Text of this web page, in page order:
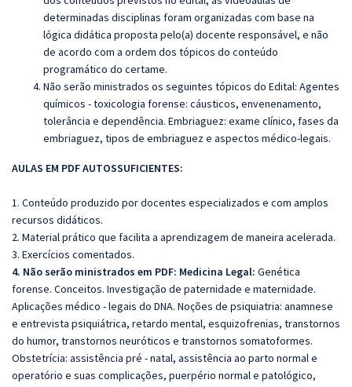
determinadas disciplinas foram organizadas com base na
lógica didática proposta pelo(a) docente responsável, e não
de acordo com a ordem dos tópicos do conteúdo
programático do certame.
Não serão ministrados os seguintes tópicos do Edital: Agentes
químicos - toxicologia forense: cáusticos, envenenamento,
tolerância e dependência. Embriaguez: exame clínico, fases da
embriaguez, tipos de embriaguez e aspectos médico-legais.
AULAS EM PDF AUTOSSUFICIENTES:
1. Conteúdo produzido por docentes especializados e com amplos
recursos didáticos.
2. Material prático que facilita a aprendizagem de maneira acelerada.
3. Exercícios comentados.
4. Não serão ministrados em PDF: Medicina Legal: Genética
forense. Conceitos. Investigação de paternidade e maternidade.
Aplicações médico ‐ legais do DNA. Noções de psiquiatria: anamnese
e entrevista psiquiátrica, retardo mental, esquizofrenias, transtornos
do humor, transtornos neuróticos e transtornos somatoformes.
Obstetrícia: assistência pré ‐ natal, assistência ao parto normal e
operatório e suas complicações, puerpério normal e patológico,